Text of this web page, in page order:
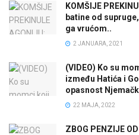
KOMŠIJE
batine od
ga vrućom..
2 JANUARA, 2021
(VIDEO) Ko su
između Hatića i
opasnost
22 MAJA, 2022
ZBOG PENZIJE